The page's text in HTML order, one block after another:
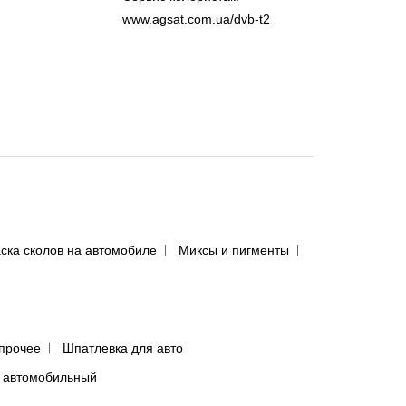
www.agsat.com.ua/dvb-t2
сколов на автомобиле Миксы и пигменты
Шпатлевка для авто
автомобильный